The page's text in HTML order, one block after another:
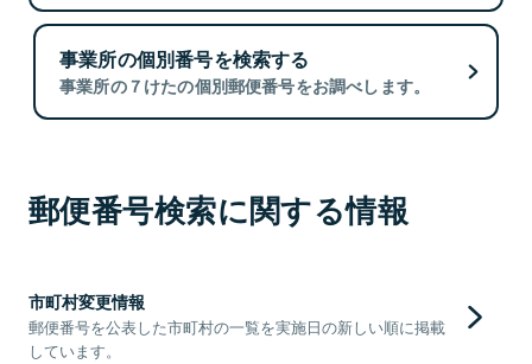
事業所の個別番号を検索する
事業所の７けたの個別郵便番号をお調べします。
郵便番号検索に関する情報
市町村変更情報
郵便番号を公表した市町村の一覧を実施日の新しい順に掲載
しています。